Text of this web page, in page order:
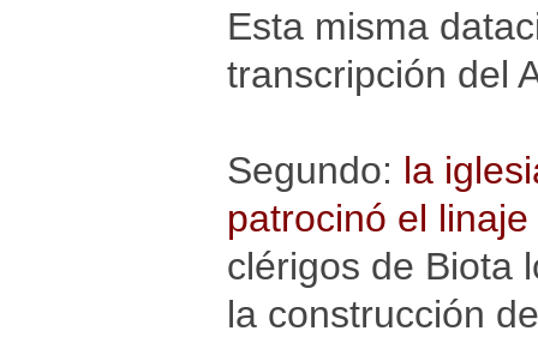
Esta misma
transcripción del
Segundo: la
patrocinó el
clérigos de Biota
la construcción